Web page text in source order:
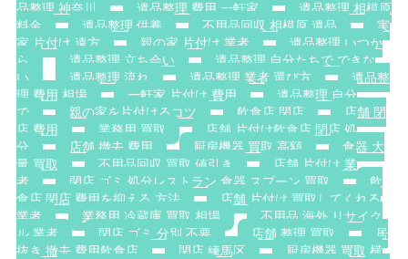
品整理 神奈川
遺品整理 費用 一軒家
遺品整理 相模原
料金
遺品整理 供養 不用品回収 相模原 遺品
実
家 片付け 遠方
親の家 片付け 業者
遺品整理 いつか
ら
遺品整理 立ち会い
遺品整理 自分たちで できな
い
遺品整理 流れ 遺品整理 業者 選び方
遺品整
理 費用 相場
一軒家 片付け 費用
遺品整理 自分
で
親の家を片付けるコツ 飲食店 閉店
店舗 閉
店 費用
業務用 買取
店舗 片付け飲食店 閉店 処
分
店舗 撤去 費用 厨房機器 買取 高額
食器 大
量 買取
不用品回収 買取 値引き
店舗 片付け 業
者
閉店 ゴミ 処分レストラン 食器 スプーン 買取
飲
食店 閉店 費用を抑える 方法
店舗 片付け 買取してくれる
業者
業務用 冷蔵庫 買取 相場
不用品 海外 リサイク
ル 業者
閉店 ゴミ 分別 不要 店舗 整理 買取
居
抜き 撤去 費用飲食店
閉店 練馬区
厨房機器 買取 横